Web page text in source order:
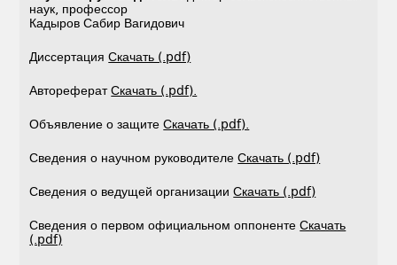
наук, профессор
Кадыров Сабир Вагидович
ДиссертацияСкачать (.pdf)
АвторефератСкачать (.pdf).
Объявление о защитеСкачать (.pdf).
Сведения о научном руководителеСкачать (.pdf)
Сведения о ведущей организацииСкачать (.pdf)
Сведения о первом официальном оппонентеСкачать
(.pdf)